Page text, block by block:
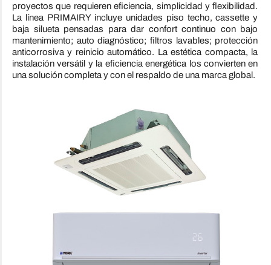
proyectos que requieren eficiencia, simplicidad y flexibilidad.
La línea PRIMAIRY incluye unidades piso techo, cassette y
baja silueta pensadas para dar confort continuo con bajo
mantenimiento; auto diagnóstico; filtros lavables; protección
anticorrosiva y reinicio automático. La estética compacta, la
instalación versátil y la eficiencia energética los convierten en
una solución completa y con el respaldo de una marca global.